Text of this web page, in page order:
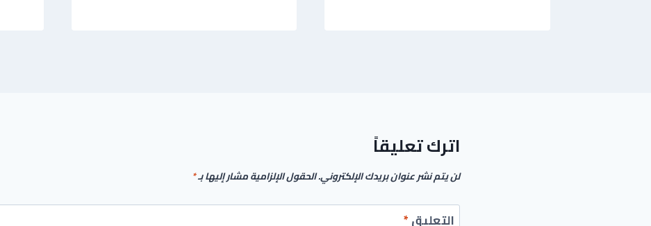
اترك تعليقاً
لن يتم نشر عنوان بريدك الإلكتروني.الحقول الإلزامية مشار إليها بـ*
التعليق*